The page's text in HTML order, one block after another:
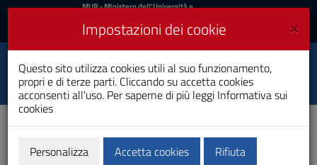
Vai
al
MIUR
Accedi
MUR- Ministero dell'Università e
Accedi UniCA News
Toggle
navigation
Università degli
Studi di Cagliari
Pagina non trovata
×
Impostazioni dei cookie
Questo sito utilizza cookies utili al suo funzionamento,
propri e di terze parti. Cliccando su accetta cookies
acconsenti all'uso. Per saperne di più leggi Informativa sui
cookies
Personalizza Accetta cookies Rifiuta